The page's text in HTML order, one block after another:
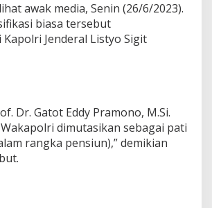
awak media, Senin (26/6/2023).
biasa tersebut
Jenderal Listyo Sigit
Dr. Gatot Eddy Pramono, M.Si.
Wakapolri dimutasikan sebagai pati
rangka pensiun),” demikian